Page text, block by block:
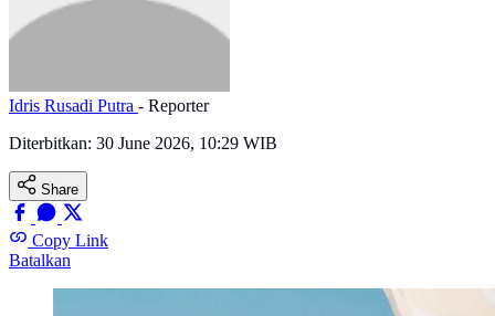
Idris Rusadi Putra - Reporter
Diterbitkan: 30 June 2026, 10:29 WIB
Share
Copy Link
Batalkan